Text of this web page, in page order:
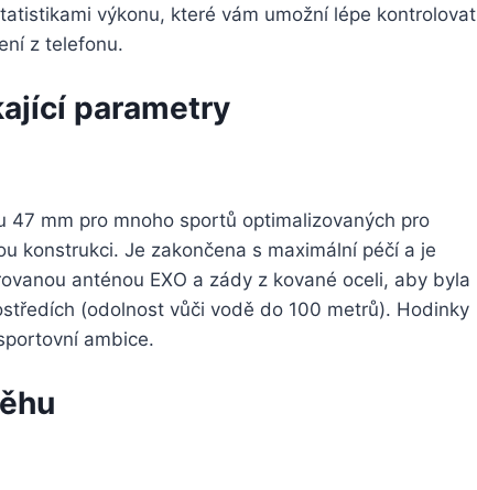
výkonu, které vám umožní lépe kontrolovat
z telefonu.
parametry
47 mm pro mnoho sportů optimalizovaných pro
konstrukci. Je zakončena s maximální péčí a je
anténou EXO a zády z kované oceli, aby byla
(odolnost vůči vodě do 100 metrů). Hodinky
ambice.